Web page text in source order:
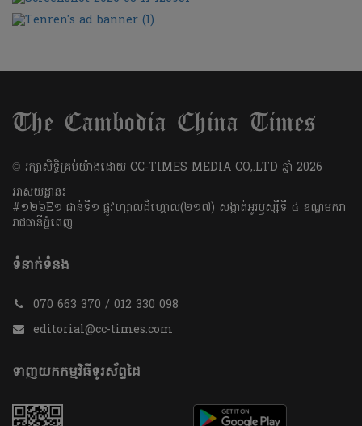
​© រក្សា​សិទ្ធិ​គ្រប់​យ៉ាង​ដោយ​ CC-TIMES MEDIA CO,.LTD ឆ្នាំ​ 2026
អាសយដ្ឋាន៖
#១២៦E១ ជាន់ទី១ ផ្លូវហ្សាលដឺហ្គោល(២១៧) សង្កាត់អូរឫស្សីទី ៤ ខណ្ឌមករា
រាជធានីភ្នំពេញ
ទំនាក់ទំនង
070 663 370 / 012 330 098
editorial@cc-times.com
ទាញយកកម្មវិធីទូរស័ព្ទដៃ